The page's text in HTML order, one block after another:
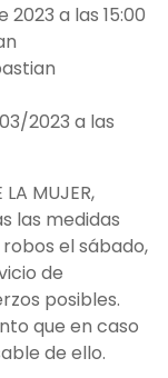
2023 a las 15:00
2023 a las
MUJER,
las medidas
el sábado,
de
posibles.
que en caso
de ello.